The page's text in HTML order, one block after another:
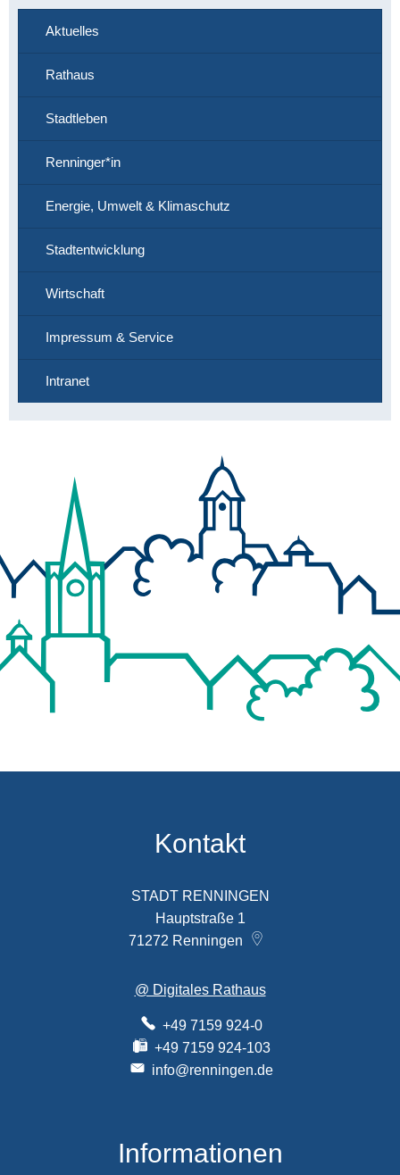
Aktuelles
Rathaus
Stadtleben
Renninger*in
Energie, Umwelt & Klimaschutz
Stadtentwicklung
Wirtschaft
Impressum & Service
Intranet
Kontakt
STADT RENNINGEN
Hauptstraße 1
71272 Renningen
@ Digitales Rathaus
+49 7159 924-0
+49 7159 924-103
info@renningen.de
Informationen